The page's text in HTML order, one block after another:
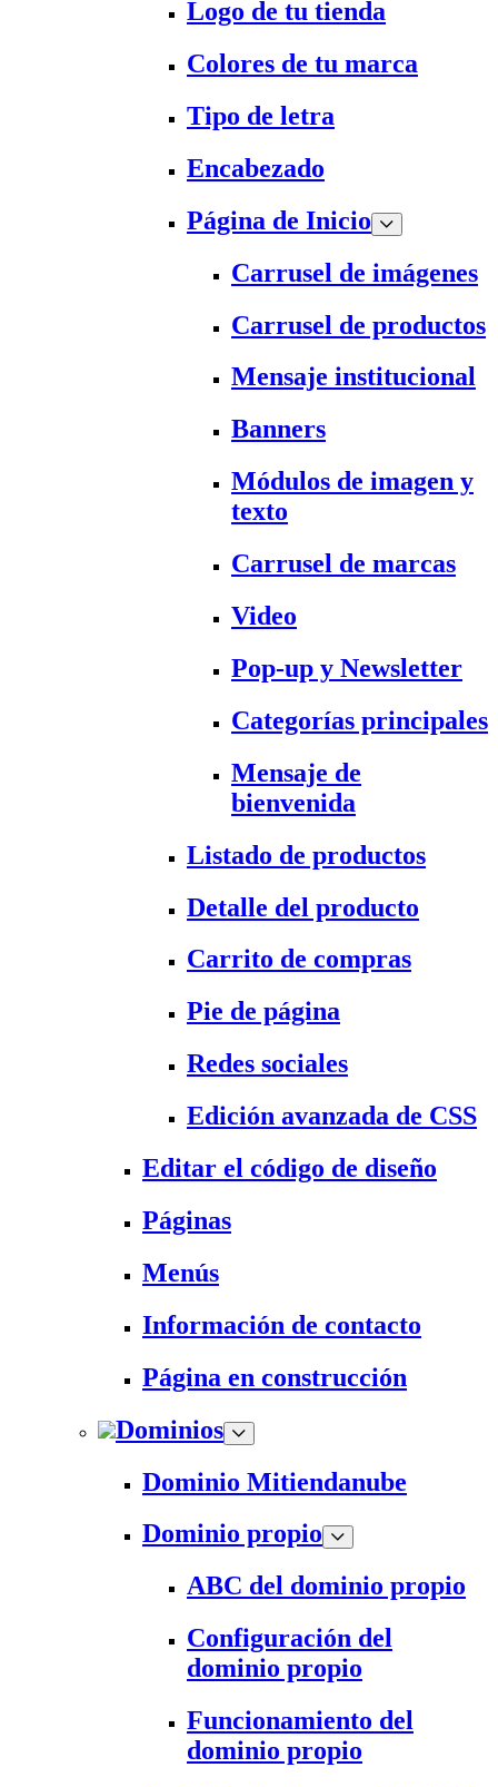
Logo de tu tienda
Colores de tu marca
Tipo de letra
Encabezado
Página de Inicio
Carrusel de imágenes
Carrusel de productos
Mensaje institucional
Banners
Módulos de imagen y
texto
Carrusel de marcas
Video
Pop-up y Newsletter
Categorías principales
Mensaje de
bienvenida
Listado de productos
Detalle del producto
Carrito de compras
Pie de página
Redes sociales
Edición avanzada de CSS
Editar el código de diseño
Páginas
Menús
Información de contacto
Página en construcción
Dominios
Dominio Mitiendanube
Dominio propio
ABC del dominio propio
Configuración del
dominio propio
Funcionamiento del
dominio propio